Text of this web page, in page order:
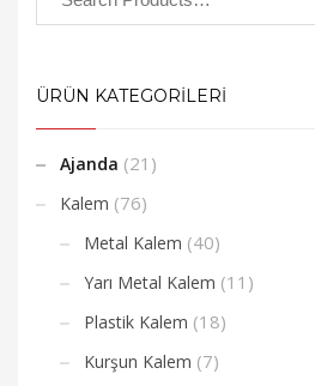
ÜRÜN KATEGORİLERİ
Ajanda (21)
Kalem (76)
Metal Kalem (40)
Yarı Metal Kalem (11)
Plastik Kalem (18)
Kurşun Kalem (7)